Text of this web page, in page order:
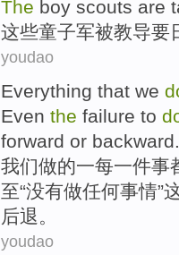
The boy scouts are
这些童子军被教导要
youdao
Everything that we
Even the failure to
forward or backward.
我们做的一每一件事
至“没有做任何事情”
后退。
youdao